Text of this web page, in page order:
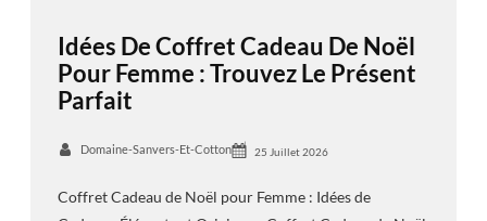
Idées De Coffret Cadeau De Noël
Pour Femme : Trouvez Le Présent
Parfait
Domaine-Sanvers-Et-Cotton 25 Juillet 2026
Coffret Cadeau de Noël pour Femme : Idées de